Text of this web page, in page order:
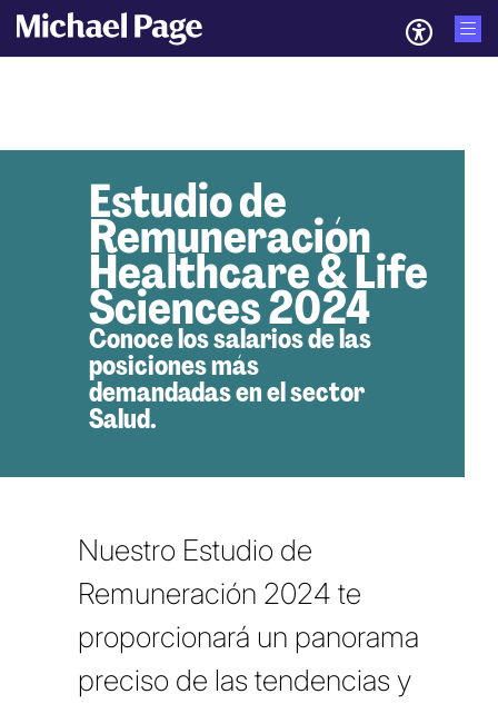
Estudio de
Remuneración
Healthcare & Life
Sciences 2024
Conoce los salarios de las
posiciones más
demandadas en el sector
Salud.
Nuestro Estudio de
Remuneración 2024 te
proporcionará un panorama
preciso de las tendencias y